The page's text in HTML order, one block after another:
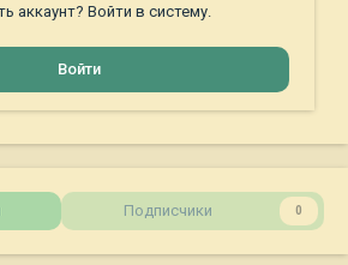
аккаунт? Войти в систему.
Войти
Подписчики 0